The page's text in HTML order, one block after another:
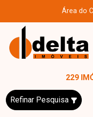
Área do
229
Refinar Pesquisa